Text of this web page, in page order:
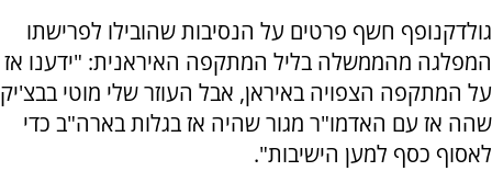
גולדקנופף חשף פרטים על הנסיבות שהובילו לפרישתו
המפלגה מהממשלה בליל המתקפה האיראנית: "ידענו אז
על המתקפה הצפויה באיראן, אבל העוזר שלי מוטי בבצ'יק
שהה אז עם האדמו"ר מגור שהיה אז בגלות בארה"ב כדי
לאסוף כסף למען הישיבות".